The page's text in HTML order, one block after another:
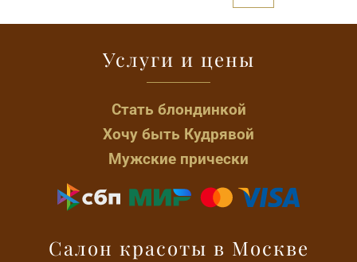
Услуги и цены
Стать блондинкой
Хочу быть Кудрявой
Мужские прически
Салон красоты в Москве